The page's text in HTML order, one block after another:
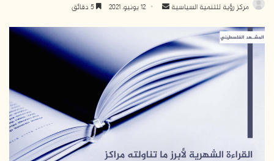
مركز رؤية للتنمية السياسية
ل
ب
ر
ي
د
ل
12 يونيو، 2021